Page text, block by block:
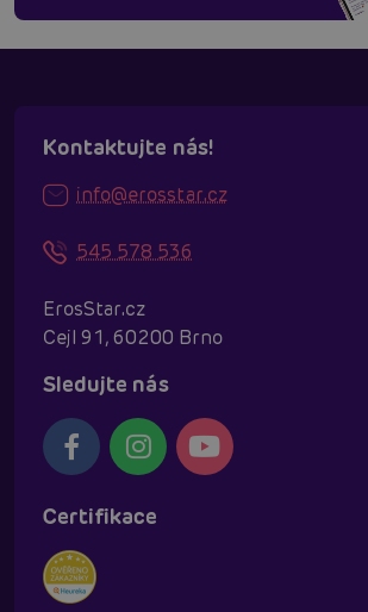
Kontaktujte nás!
info@erosstar.cz
545 578 536
ErosStar.cz
Cejl 91, 60200 Brno
Sledujte nás
Certifikace